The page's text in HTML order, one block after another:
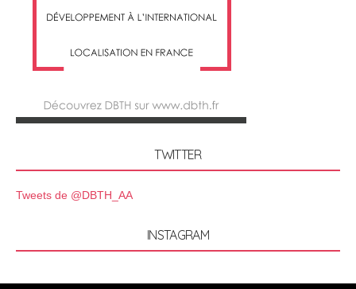
TWITTER
Tweets de @DBTH_AA
INSTAGRAM